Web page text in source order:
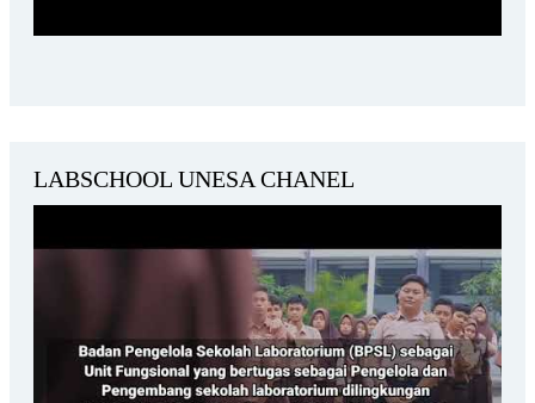
LABSCHOOL UNESA CHANEL